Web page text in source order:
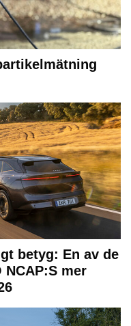
betyg: En av de
NCAP:S mer